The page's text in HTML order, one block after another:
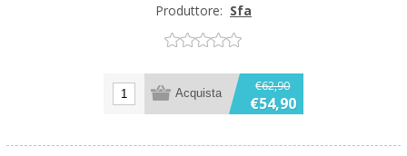
Produttore: Sfa
€62,90
€54,90